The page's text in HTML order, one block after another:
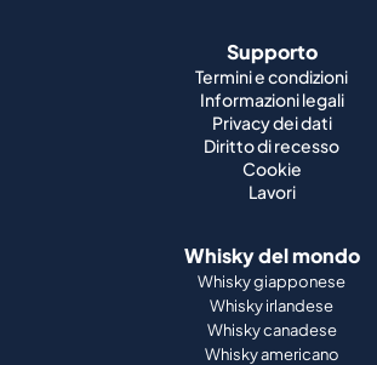
Supporto
Termini e condizioni
Informazioni legali
Privacy dei dati
Diritto di recesso
Cookie
Lavori
Whisky del mondo
Whisky giapponese
Whisky irlandese
Whisky canadese
Whisky americano